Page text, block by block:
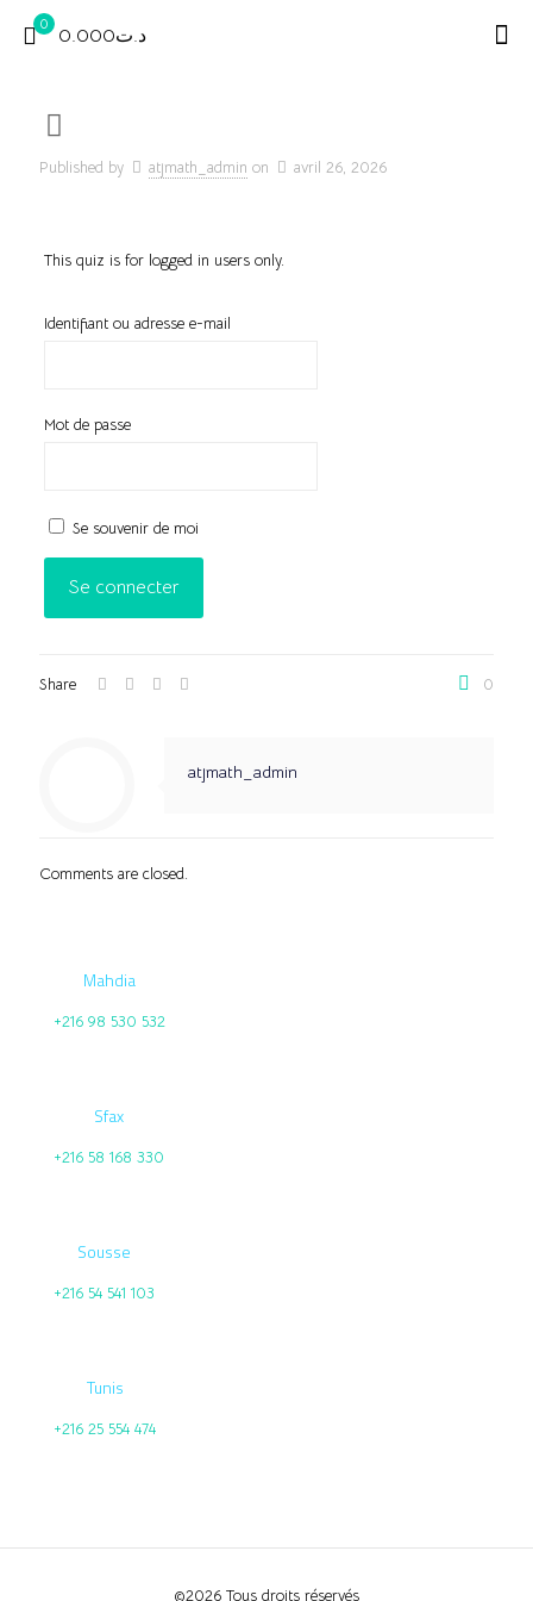
0 د.ت0.000
Published by atjmath_admin on avril 26, 2026
This quiz is for logged in users only.
Identifiant ou adresse e-mail
Mot de passe
Se souvenir de moi
Share 0
atjmath_admin
Comments are closed.
Mahdia
+216 98 530 532
Sfax
+216 58 168 330
Sousse
+216 54 541 103
Tunis
+216 25 554 474
©2026 Tous droits réservés